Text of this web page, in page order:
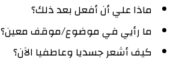
ماذا علي أن أفعل بعد ذلك؟
ما رأيي في موضوع/موقف معين؟
كيف أشعر جسديا وعاطفيا الآن؟